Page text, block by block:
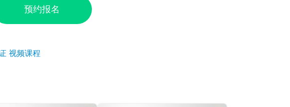
预约报名
视频课程